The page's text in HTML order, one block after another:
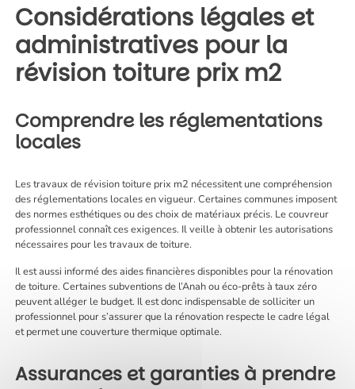
Considérations légales et
administratives pour la
révision toiture prix m2
Comprendre les réglementations
locales
Les travaux de révision toiture prix m2 nécessitent une compréhension
des réglementations locales en vigueur. Certaines communes imposent
des normes esthétiques ou des choix de matériaux précis. Le couvreur
professionnel connaît ces exigences. Il veille à obtenir les autorisations
nécessaires pour les travaux de toiture.
Il est aussi informé des aides financières disponibles pour la rénovation
de toiture. Certaines subventions de l’Anah ou éco-prêts à taux zéro
peuvent alléger le budget. Il est donc indispensable de solliciter un
professionnel pour s’assurer que la rénovation respecte le cadre légal
et permet une couverture thermique optimale.
Assurances et garanties à prendre